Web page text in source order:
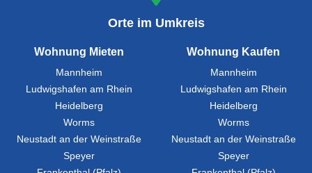
Orte im Umkreis
Wohnung Mieten
Mannheim
Ludwigshafen am Rhein
Heidelberg
Worms
Neustadt an der Weinstraße
Speyer
Wohnung Kaufen
Mannheim
Ludwigshafen am Rhein
Heidelberg
Worms
Neustadt an der Weinstraße
Speyer